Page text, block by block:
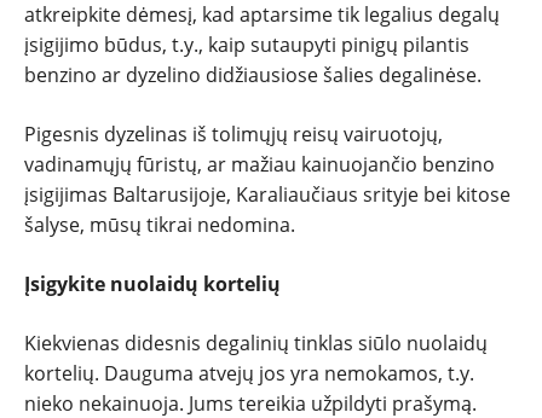
ĮVAIRENYBĖS
atkreipkite dėmesį, kad aptarsime tik legalius degalų
įsigijimo būdus, t.y., kaip sutaupyti pinigų pilantis
benzino ar dyzelino didžiausiose šalies degalinėse.
Pigesnis dyzelinas iš tolimųjų reisų vairuotojų,
vadinamųjų fūristų, ar mažiau kainuojančio benzino
įsigijimas Baltarusijoje, Karaliaučiaus srityje bei kitose
šalyse, mūsų tikrai nedomina.
Įsigykite nuolaidų kortelių
Kiekvienas didesnis degalinių tinklas siūlo nuolaidų
kortelių. Dauguma atvejų jos yra nemokamos, t.y.
nieko nekainuoja. Jums tereikia užpildyti prašymą.